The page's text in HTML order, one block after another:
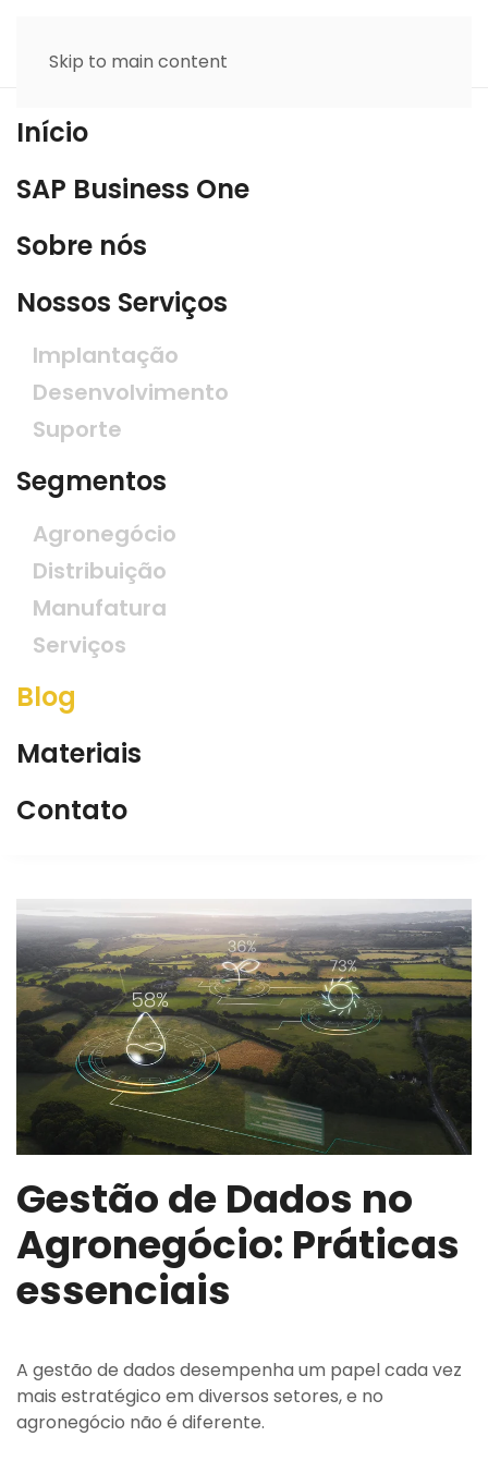
Skip to main content
Início
SAP Business One
Sobre nós
Nossos Serviços
Implantação
Desenvolvimento
Suporte
Segmentos
Agronegócio
Distribuição
Manufatura
Serviços
Blog
Materiais
Contato
Gestão de Dados no
Agronegócio: Práticas
essenciais
A gestão de dados desempenha um papel cada vez
mais estratégico em diversos setores, e no
agronegócio não é diferente.